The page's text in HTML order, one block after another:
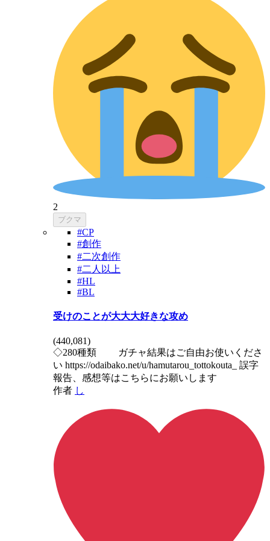
2
ブクマ
#CP
#創作
#二次創作
#二人以上
#HL
#BL
受けのことが大大大好きな攻め
(440,081)
◇280種類 ガチャ結果はご自由お使いくださ
い https://odaibako.net/u/hamutarou_tottokouta_ 誤字
報告、感想等はこちらにお願いします
作者 し